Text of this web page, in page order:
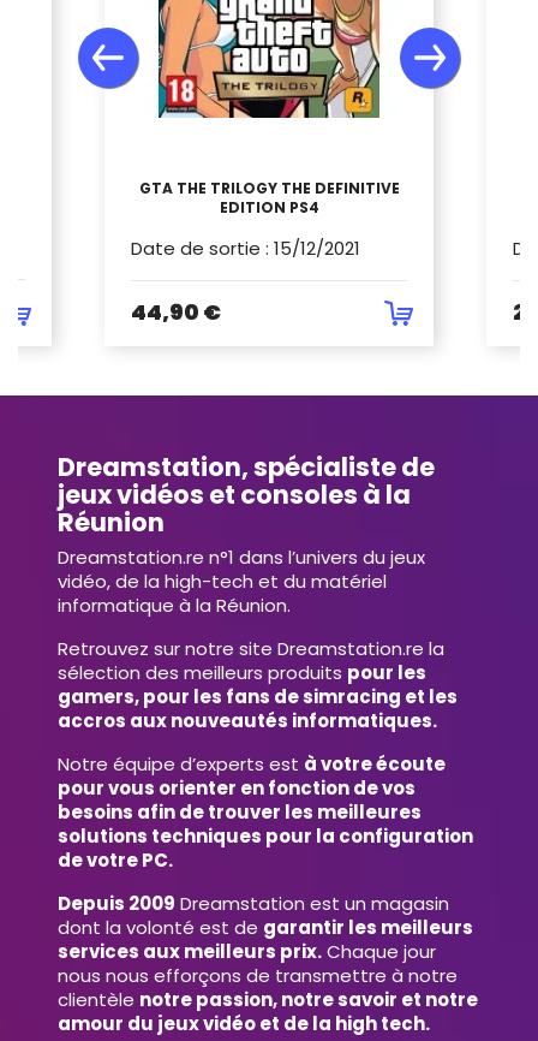
GTA THE TRILOGY THE DEFINITIVE
EDITION PS4
Date de sortie : 15/12/2021
44,90 €
Dreamstation, spécialiste de
jeux vidéos et consoles à la
Réunion
Dreamstation.re n°1 dans l’univers du jeux
vidéo, de la high-tech et du matériel
informatique à la Réunion.
Retrouvez sur notre site Dreamstation.re la
sélection des meilleurs produits pour les
gamers, pour les fans de simracing et les
accros aux nouveautés informatiques.
Notre équipe d’experts est à votre écoute
pour vous orienter en fonction de vos
besoins afin de trouver les meilleures
solutions techniques pour la configuration
de votre PC.
Depuis 2009 Dreamstation est un magasin
dont la volonté est de garantir les meilleurs
services aux meilleurs prix.Chaque jour
nous nous efforçons de transmettre à notre
clientèle notre passion, notre savoir et notre
amour du jeux vidéo et de la high tech.